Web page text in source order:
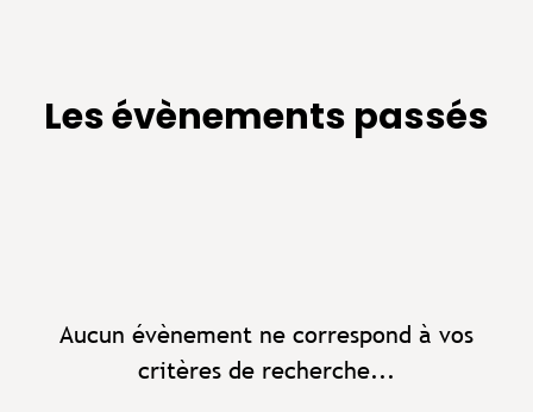
Les évènements passés
Aucun évènement ne correspond à vos
critères de recherche...